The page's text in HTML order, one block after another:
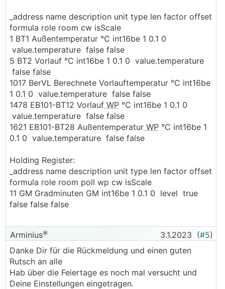
_address name description unit type len factor offset
formula role room cw isScale
1 BT1 Außentemperatur °C int16be 1 0.1 0
value.temperature false false
5 BT2 Vorlauf °C int16be 1 0.1 0 value.temperature
false false
1017 BerVL Berechnete Vorlauftemperatur °C int16be
1 0.1 0 value.temperature false false
1478 EB101-BT12 Vorlauf WP °C int16be 1 0.1 0
value.temperature false false
1621 EB101-BT28 Außentemperatur WP °C int16be 1
0.1 0 value.temperature false false
Holding Register:
_address name description unit type len factor offset
formula role room poll wp cw isScale
11 GM Gradminuten GM int16be 1 0.1 0 level true
false false false
Arminius 3.1.2023 (#5)
Danke Dir für die Rückmeldung und einen guten
Rutsch an alle
Hab über die Feiertage es noch mal versucht und
Deine Einstellungen eingetragen.